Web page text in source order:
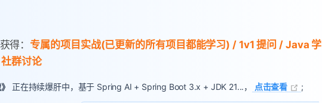
得： 专属的项目实战(已更新的所有项目都能学习) / 1v1 提问 / Java 学
群讨论
正在持续爆肝中，基于 Spring AI + Spring Boot 3.x + JDK 21...， 点击查看 ;